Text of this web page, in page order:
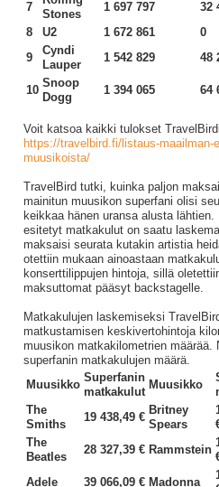
7
Stones
1 697 797 32
8
U2 1 672 861 0
9
Cyndi
Lauper
1 542 829 48
10
Snoop
Dogg
1 394 065 64
Voit katsoa kaikki tulokset
https://travelbird.fi/listaus-maailman-
muusikoista/
TravelBird tutki, kuinka paljon
mainitun muusikon superfani olisi
keikkaa hänen uransa alusta
esitetyt matkakulut on saatu
maksaisi seurata kutakin artistia
otettiin mukaan ainoastaan
konserttilippujen hintoja, sillä
maksuttomat pääsyt backstagelle.
Matkakulujen laskemiseksi
matkustamisen keskivertohintoja
muusikon matkakilometrien määrää.
superfanin matkakulujen määrä.
Muusikko
Superfanin
matkakulut
Muusikko
The
Smiths
19 438,49 €
Britney
Spears
The
Beatles
28 327,39 € Rammstein
Adele
39 066,09 € Madonna